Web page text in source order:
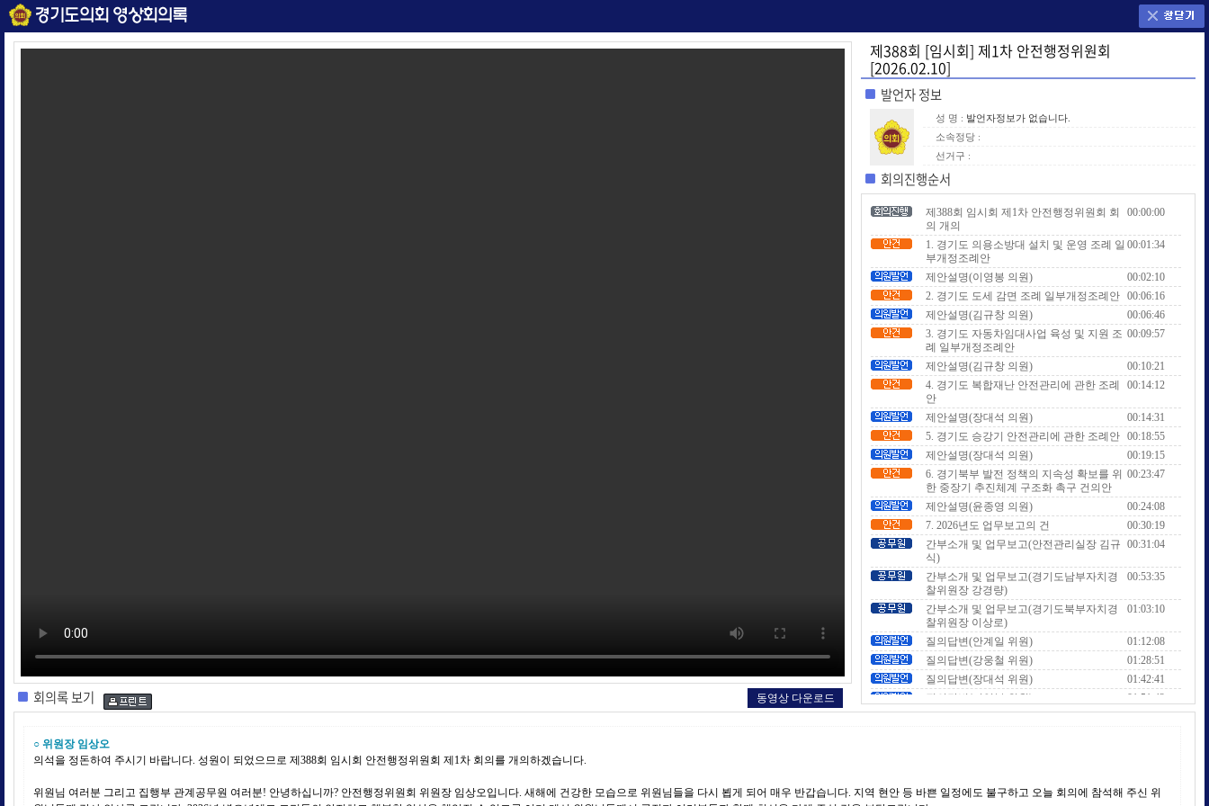
제388회 [임시회] 제1차 안전행정위원회
[2026.02.10]
발언자 정보
성 명 : 발언자정보가 없습니다.
소속정당 :
선거구 :
회의진행순서
제388회 임시회 제1차 안전행정위원회 회
의 개의
00:00:00
1. 경기도 의용소방대 설치 및 운영 조례 일
부개정조례안
00:01:34
제안설명(이영봉 의원)
00:02:10
2. 경기도 도세 감면 조례 일부개정조례안 00:06:16
제안설명(김규창 의원)
00:06:46
3. 경기도 자동차임대사업 육성 및 지원 조
례 일부개정조례안
00:09:57
제안설명(김규창 의원)
00:10:21
4. 경기도 복합재난 안전관리에 관한 조례
안
00:14:12
제안설명(장대석 의원)
00:14:31
5. 경기도 승강기 안전관리에 관한 조례안 00:18:55
제안설명(장대석 의원)
00:19:15
6. 경기북부 발전 정책의 지속성 확보를 위
한 중장기 추진체계 구조화 촉구 건의안
00:23:47
제안설명(윤종영 의원)
00:24:08
7. 2026년도 업무보고의 건
00:30:19
간부소개 및 업무보고(안전관리실장 김규
식)
00:31:04
간부소개 및 업무보고(경기도남부자치경
찰위원장 강경량)
00:53:35
간부소개 및 업무보고(경기도북부자치경
찰위원장 이상로)
01:03:10
질의답변(안계일 위원)
01:12:08
질의답변(강웅철 위원)
01:28:51
질의답변(장대석 위원)
01:42:41
질의답변(이영봉 위원)
01:51:42
질의답변(김규창 위원)
02:41:28
회의록 보기 동영상 다운로드
○ 위원장 임상오
의석을 정돈하여 주시기 바랍니다. 성원이 되었으므로 제388회 임시회 안전행정위원회 제1차 회의를 개의하겠습니다.
위원님 여러분 그리고 집행부 관계공무원 여러분! 안녕하십니까? 안전행정위원회 위원장 임상오입니다. 새해에 건강한 모습으로 위원님들을 다시 뵙게 되어 매우 반갑습니다. 지역 현안 등 바쁜 일정에도 불구하고 오늘 회의에 참석해 주신 위